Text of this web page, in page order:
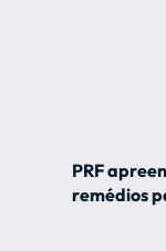
PRF
remédios